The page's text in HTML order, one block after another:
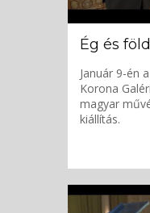
Ég és
Január 9-én
Korona
magyar
kiállítás.